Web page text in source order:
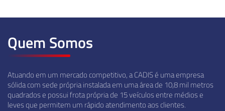
Quem Somos
Atuando em um mercado competitivo, a CADIS é uma empresa
sólida com sede própria instalada em uma área de 10,8 mil metros
quadrados e possui frota própria de 15 veículos entre médios e
leves que permitem um rápido atendimento aos clientes.